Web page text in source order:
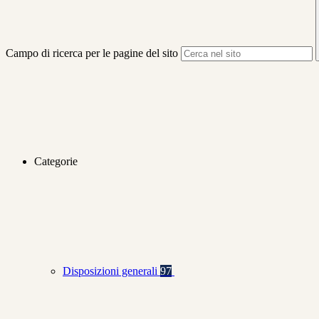
Campo di ricerca per le pagine del sito
Categorie
Disposizioni generali 97